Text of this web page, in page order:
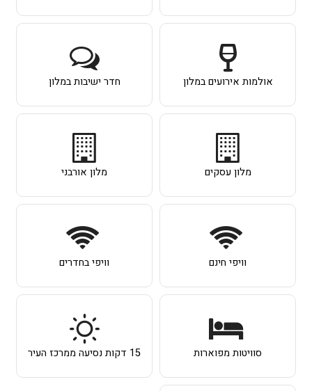
אולמות אירועים במלון חדר ישיבות במלון
מלון עסקים מלון אורבני
וויפי חינם וויפי בחדרים
סוויטות מפוארות 15 דקות נסיעה ממרכז העיר